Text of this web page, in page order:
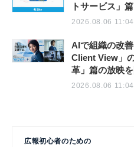
トサービス」
2026.08.06 11:04
AIで組織の改
Client View」
革」篇の放映
2026.08.06 11:04
広報初心者のための